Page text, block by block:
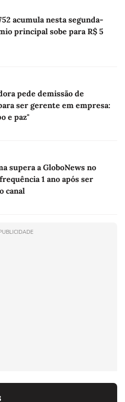
acumula nesta segunda-
principal sobe para R$ 5
pede demissão de
ser gerente em empresa:
e paz"
supera a GloboNews no
1 ano após ser
canal